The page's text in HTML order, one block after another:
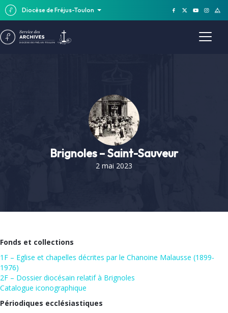
Diocèse de Fréjus-Toulon
Brignoles – Saint-Sauveur
2 mai 2023
Fonds et collections
1F – Eglise et chapelles décrites par le Chanoine Malausse (1899-
1976)
2F – Dossier diocésain relatif à Brignoles
Catalogue iconographique
Périodiques ecclésiastiques